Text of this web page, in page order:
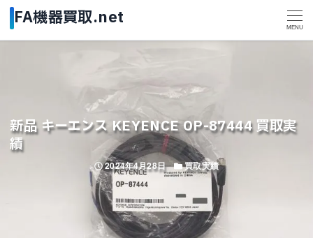
MENU
新品 キーエンス KEYENCE OP-87444 買取実
績
投稿日
2024年4月28日 カテゴリー
買取実績